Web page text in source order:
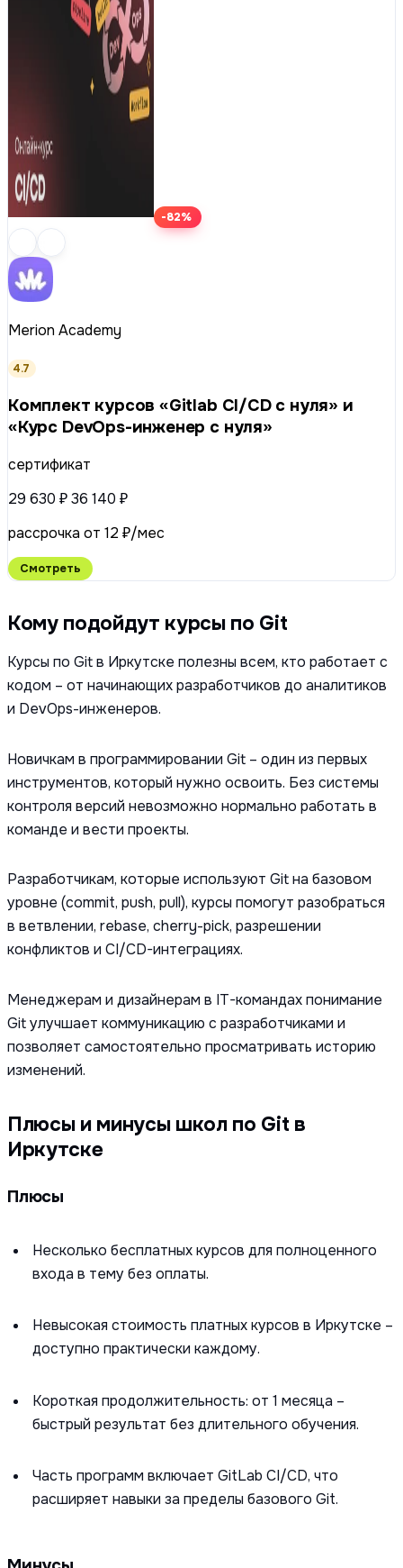
-82%
Merion Academy
4.7
Комплект курсов «Gitlab CI/CD с нуля» и
«Курс DevOps-инженер с нуля»
сертификат
29 630 ₽36 140 ₽
рассрочка от 12 ₽/мес
Смотреть
Кому подойдут курсы по Git
Курсы по Git в Иркутске полезны всем, кто работает с
кодом – от начинающих разработчиков до аналитиков
и DevOps-инженеров.
Новичкам в программировании Git – один из первых
инструментов, который нужно освоить. Без системы
контроля версий невозможно нормально работать в
команде и вести проекты.
Разработчикам, которые используют Git на базовом
уровне (commit, push, pull), курсы помогут разобраться
в ветвлении, rebase, cherry-pick, разрешении
конфликтов и CI/CD-интеграциях.
Менеджерам и дизайнерам в IT-командах понимание
Git улучшает коммуникацию с разработчиками и
позволяет самостоятельно просматривать историю
изменений.
Плюсы и минусы школ по Git в
Иркутске
Плюсы
Несколько бесплатных курсов для полноценного
входа в тему без оплаты.
Невысокая стоимость платных курсов в Иркутске –
доступно практически каждому.
Короткая продолжительность: от 1 месяца –
быстрый результат без длительного обучения.
Часть программ включает GitLab CI/CD, что
расширяет навыки за пределы базового Git.